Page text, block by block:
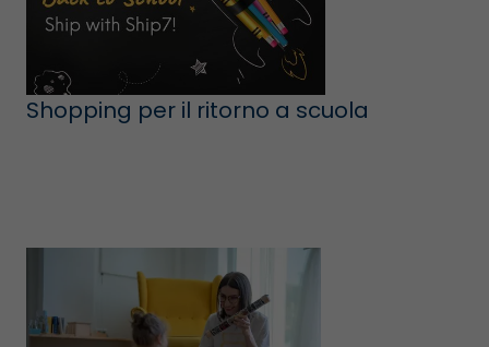
Shopping per il ritorno a scuola